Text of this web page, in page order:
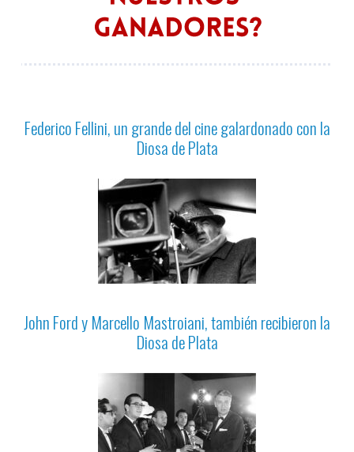
Federico Fellini, un grande del cine galardonado con la
Diosa de Plata
John Ford y Marcello Mastroiani, también recibieron la
Diosa de Plata